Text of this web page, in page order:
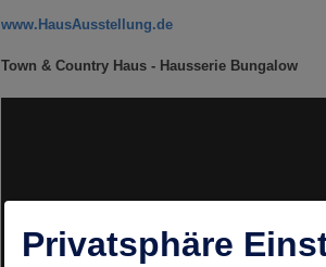
www.HausAusstellung.de
Town & Country Haus - Hausserie Bungalow
Privatsphäre